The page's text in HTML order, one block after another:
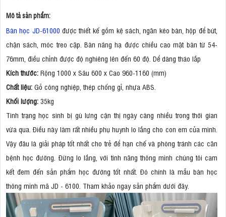
Mô tả sản phẩm:
Bàn học JD-61000 được thiết kế gồm kệ sách, ngăn kéo bàn, hộp để bút,
chặn sách, móc treo cặp. Bàn nâng hạ được chiều cao mặt bàn từ 54-
76mm, điều chỉnh được độ nghiêng lên đến 60 độ. Dể dàng tháo lắp
Kích thước: Rộng 1000 x Sâu 600 x Cao 960-1160 (mm)
Chất liệu: Gỗ công nghiệp, thép chống gỉ, nhựa ABS.
Khối lượng: 35kg
Tình trạng học sinh bị gù lưng cận thị ngày càng nhiều trong thời gian
vừa qua. Điều này làm rất nhiều phụ huynh lo lắng cho con em của mình.
Vậy đâu là giải pháp tốt nhất cho trẻ để hạn chế và phòng tránh các căn
bệnh học đường. Đừng lo lắng, với tính năng thông minh chúng tôi cam
kết đem đến sản phẩm học đường tốt nhất. Đó chính là mẫu bàn học
thông minh mã JD - 6100. Tham khảo ngay sản phẩm dưới đây.